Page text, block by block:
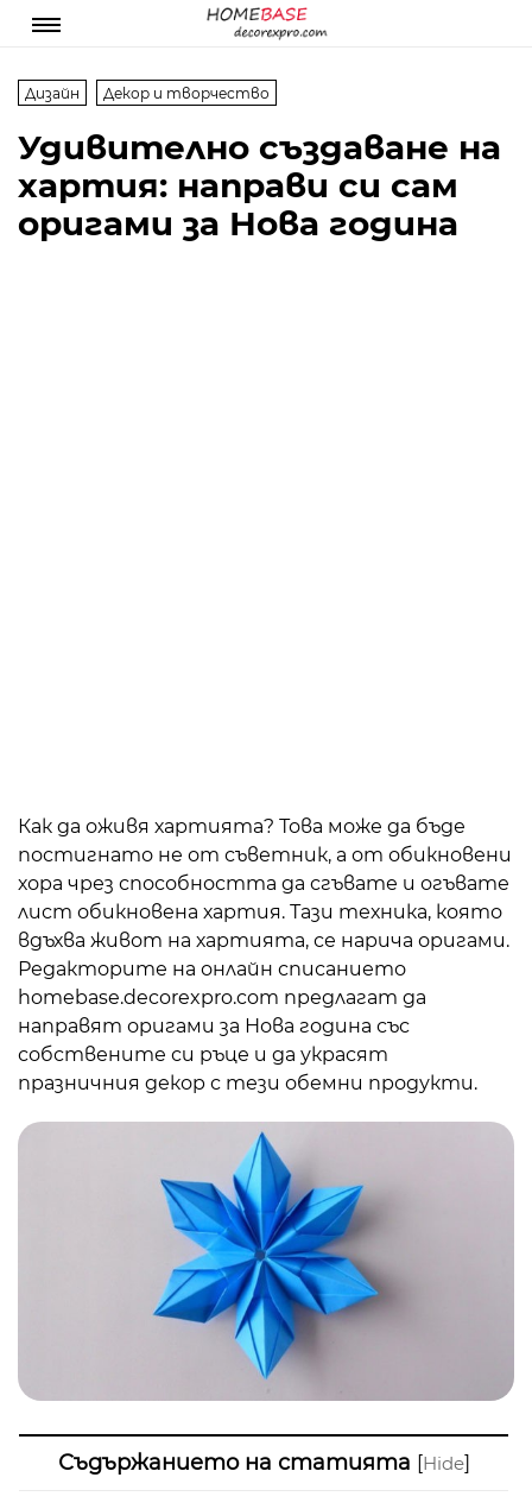
Дизайн Декор и творчество
Удивително създаване на
хартия: направи си сам
оригами за Нова година
Как да оживя хартията? Това може да бъде
постигнато не от съветник, а от обикновени
хора чрез способността да сгъвате и огъвате
лист обикновена хартия. Тази техника, която
вдъхва живот на хартията, се нарича оригами.
Редакторите на онлайн списанието
homebase.decorexpro.com предлагат да
направят оригами за Нова година със
собствените си ръце и да украсят
празничния декор с тези обемни продукти.
Съдържанието на статията [Hide]